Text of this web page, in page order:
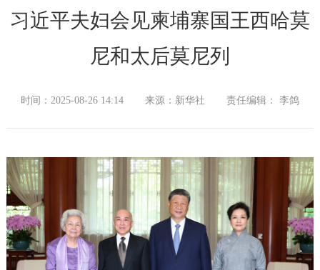
习近平夫妇会见柬埔寨国王西哈莫
尼和太后莫尼列
时间：2025-08-26 14:14 来源：新华社 责任编辑： 李鸽